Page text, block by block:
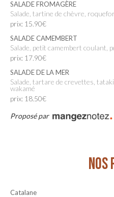
SALADE FROMAGÈRE
Salade, tartine de chèvre,
prix: 15.90€
SALADE CAMEMBERT
Salade, petit camembert coulant,
prix: 17.90€
SALADE DE LA MER
Salade, tartare de crevettes, tataki de thon, crevette panée, fèves,
wakamé
prix: 18.50€
Proposé par
NOS
Catalane